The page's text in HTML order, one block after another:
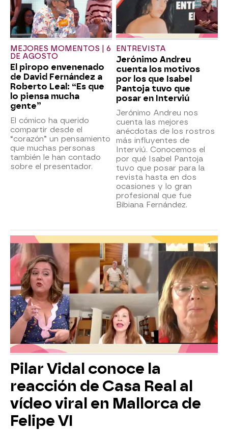
MEJORES MOMENTOS | 6
DE AGOSTO
El piropo envenenado
de David Fernández a
Roberto Leal: “Es que
lo piensa mucha
gente”
El cómico ha querido
compartir desde el
“corazón” un pensamiento
que muchas personas
también le han contado
sobre el presentador.
ENTREVISTA
Jerónimo Andreu
cuenta los motivos
por los que Isabel
Pantoja tuvo que
posar en Interviú
Jerónimo Andreu nos
cuenta las mejores
anécdotas de los rostros
más influyentes de
Interviú. Conocemos el
por qué Isabel Pantoja
tuvo que posar para la
revista hasta en dos
ocasiones y lo gran
profesional que fue
Bibiana Fernández.
Pilar Vidal conoce la
reacción de Casa Real al
vídeo viral en Mallorca de
Felipe VI